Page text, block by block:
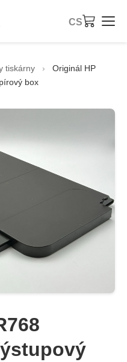
CS
tiskárny ›
Originál HP
box